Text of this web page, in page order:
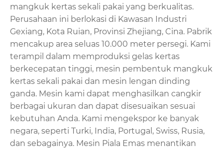
mangkuk kertas sekali pakai yang berkualitas.
Perusahaan ini berlokasi di Kawasan Industri
Gexiang, Kota Ruian, Provinsi Zhejiang, Cina. Pabrik
mencakup area seluas 10.000 meter persegi. Kami
terampil dalam memproduksi gelas kertas
berkecepatan tinggi, mesin pembentuk mangkuk
kertas sekali pakai dan mesin lengan dinding
ganda. Mesin kami dapat menghasilkan cangkir
berbagai ukuran dan dapat disesuaikan sesuai
kebutuhan Anda. Kami mengekspor ke banyak
negara, seperti Turki, India, Portugal, Swiss, Rusia,
dan sebagainya. Mesin Piala Emas menantikan